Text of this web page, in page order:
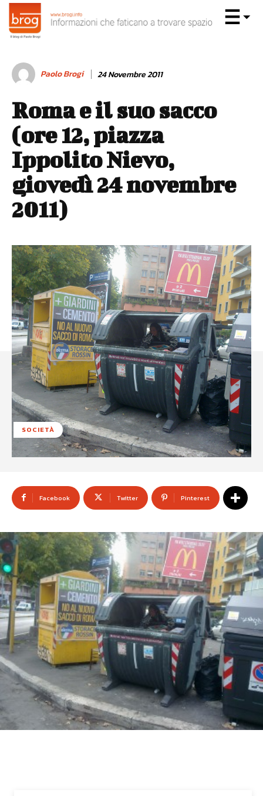
Paolo Brogi 24 Novembre 2011
Roma e il suo sacco
(ore 12, piazza
Ippolito Nievo,
giovedì 24 novembre
2011)
SOCIETÀ
Facebook Twitter Pinterest